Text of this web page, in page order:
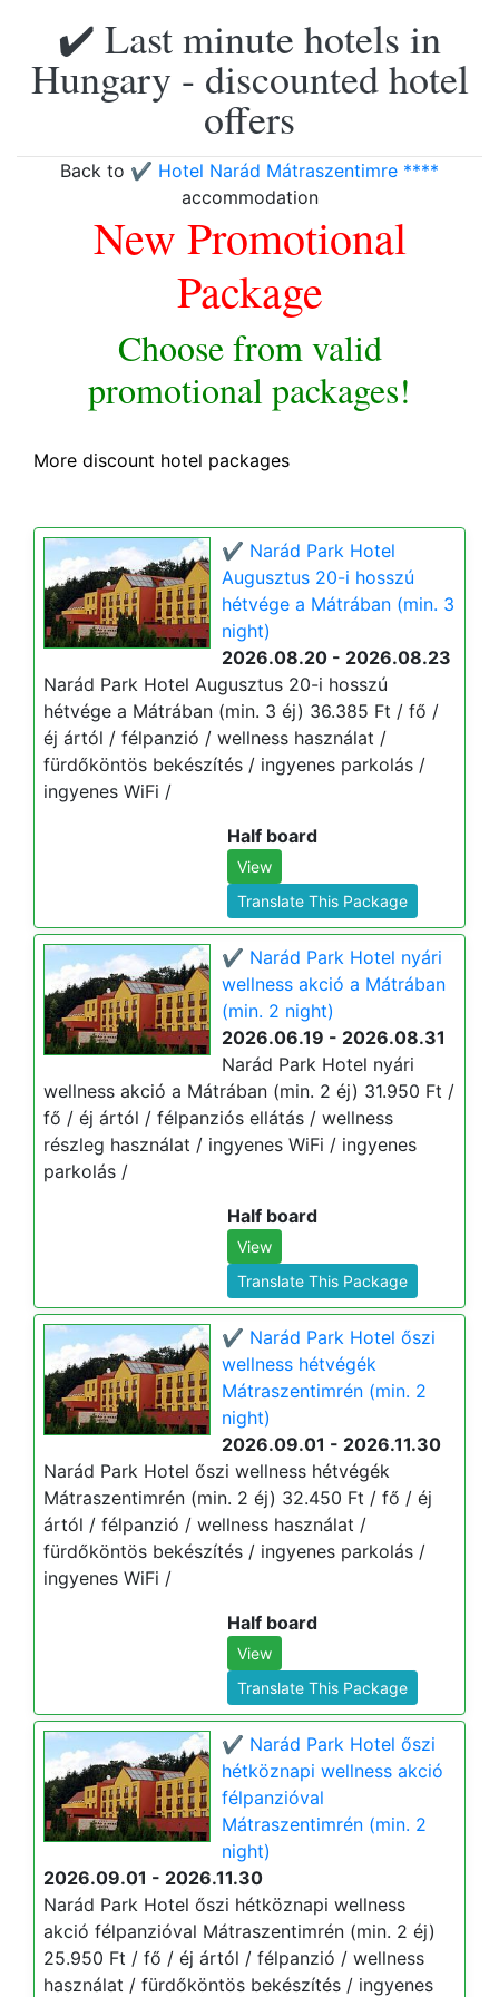
✔️ Last minute hotels in
Hungary - discounted hotel
offers
Back to ✔️ Hotel Narád Mátraszentimre ****
accommodation
New Promotional
Package
Choose from valid
promotional packages!
More discount hotel packages
✔️ Narád Park Hotel
Augusztus 20-i hosszú
hétvége a Mátrában (min. 3
night)
2026.08.20 - 2026.08.23
Narád Park Hotel Augusztus 20-i hosszú
hétvége a Mátrában (min. 3 éj) 36.385 Ft / fő /
éj ártól / félpanzió / wellness használat /
fürdőköntös bekészítés / ingyenes parkolás /
ingyenes WiFi /
Half board
View
Translate This Package
✔️ Narád Park Hotel nyári
wellness akció a Mátrában
(min. 2 night)
2026.06.19 - 2026.08.31
Narád Park Hotel nyári
wellness akció a Mátrában (min. 2 éj) 31.950 Ft /
fő / éj ártól / félpanziós ellátás / wellness
részleg használat / ingyenes WiFi / ingyenes
parkolás /
Half board
View
Translate This Package
✔️ Narád Park Hotel őszi
wellness hétvégék
Mátraszentimrén (min. 2
night)
2026.09.01 - 2026.11.30
Narád Park Hotel őszi wellness hétvégék
Mátraszentimrén (min. 2 éj) 32.450 Ft / fő / éj
ártól / félpanzió / wellness használat /
fürdőköntös bekészítés / ingyenes parkolás /
ingyenes WiFi /
Half board
View
Translate This Package
✔️ Narád Park Hotel őszi
hétköznapi wellness akció
félpanzióval
Mátraszentimrén (min. 2
night)
2026.09.01 - 2026.11.30
Narád Park Hotel őszi hétköznapi wellness
akció félpanzióval Mátraszentimrén (min. 2 éj)
25.950 Ft / fő / éj ártól / félpanzió / wellness
használat / fürdőköntös bekészítés / ingyenes